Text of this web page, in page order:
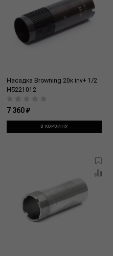
Насадка Browning 20к inv+ 1/2
H5221012
7 360 ₽
В КОРЗИНУ